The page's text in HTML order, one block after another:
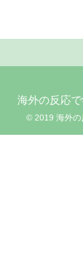
海外の反応
© 2019 海外の